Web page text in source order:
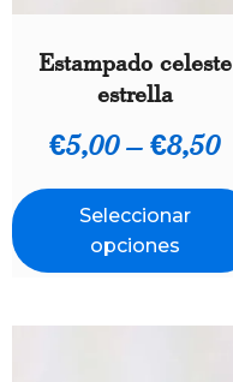
Estampado celeste
estrella
€5,00– €8,50
Seleccionar
opciones